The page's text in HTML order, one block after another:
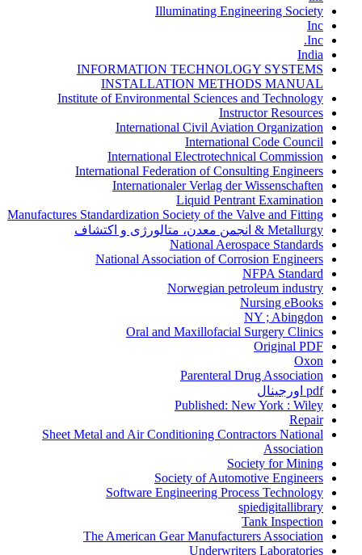
Illuminating Engineering Society
Inc
Inc.
India
INFORMATION TECHNOLOGY SYSTEMS
INSTALLATION METHODS MANUAL
Institute of Environmental Sciences and Technology
Instructor Resources
International Civil Aviation Organization
International Code Council
International Electrotechnical Commission
International Federation of Consulting Engineers
Internationaler Verlag der Wissenschaften
Liquid Pentrant Examination
Manufactures Standardization Society of the Valve and Fitting
Metallurgy & انجمن معدن، متالورژی و اکتشاف
National Aerospace Standards
National Association of Corrosion Engineers
NFPA Standard
Norwegian petroleum industry
Nursing eBooks
NY ; Abingdon
Oral and Maxillofacial Surgery Clinics
Original PDF
Oxon
Parenteral Drug Association
pdf اورجینال
Published: New York : Wiley
Repair
Sheet Metal and Air Conditioning Contractors National
Association
Society for Mining
Society of Automotive Engineers
Software Engineering Process Technology
spiedigitallibrary
Tank Inspection
The American Gear Manufacturers Association
Underwriters Laboratories